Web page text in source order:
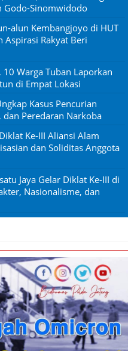
Godo-Sinomwidodo
alun Kembangjoyo di HUT
Aspirasi Rakyat Beri
10 Warga Tuban Laporkan
di Empat Lokasi
Kasus Pencurian
Peredaran Narkoba
Ke-III Aliansi Alam
dan Soliditas Anggota
Jaya Gelar Diklat Ke-III di
Nasionalisme, dan